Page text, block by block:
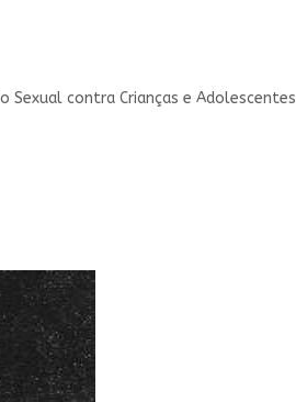
Sexual contra Crianças e Adolescentes